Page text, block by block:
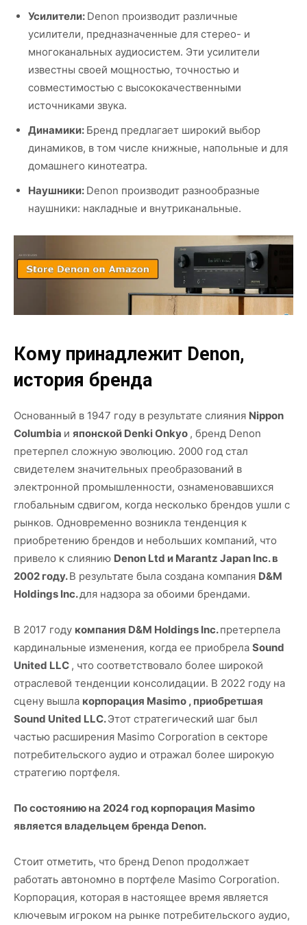
Усилители: Denon производит различные
усилители, предназначенные для стерео- и
многоканальных аудиосистем. Эти усилители
известны своей мощностью, точностью и
совместимостью с высококачественными
источниками звука.
Динамики: Бренд предлагает широкий выбор
динамиков, в том числе книжные, напольные и для
домашнего кинотеатра.
Наушники: Denon производит разнообразные
наушники: накладные и внутриканальные.
Кому принадлежит Denon,
история бренда
Основанный в 1947 году в результате слияния Nippon
Columbia и японской Denki Onkyo , бренд Denon
претерпел сложную эволюцию. 2000 год стал
свидетелем значительных преобразований в
электронной промышленности, ознаменовавшихся
глобальным сдвигом, когда несколько брендов ушли с
рынков. Одновременно возникла тенденция к
приобретению брендов и небольших компаний, что
привело к слиянию Denon Ltd и Marantz Japan Inc. в
2002 году.В результате была создана компания D&M
Holdings Inc.для надзора за обоими брендами.
В 2017 году компания D&M Holdings Inc.претерпела
кардинальные изменения, когда ее приобрела Sound
United LLC , что соответствовало более широкой
отраслевой тенденции консолидации. В 2022 году на
сцену вышла корпорация Masimo , приобретшая
Sound United LLC.Этот стратегический шаг был
частью расширения Masimo Corporation в секторе
потребительского аудио и отражал более широкую
стратегию портфеля.
По состоянию на 2024 год корпорация Masimo
является владельцем бренда Denon.
Стоит отметить, что бренд Denon продолжает
работать автономно в портфеле Masimo Corporation.
Корпорация, которая в настоящее время является
ключевым игроком на рынке потребительского аудио,